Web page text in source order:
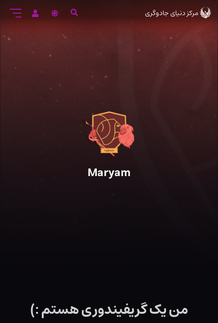
ورود
به
مرکز دنیای جادوگری
Maryam
من یک گریفیندوری هستم :)